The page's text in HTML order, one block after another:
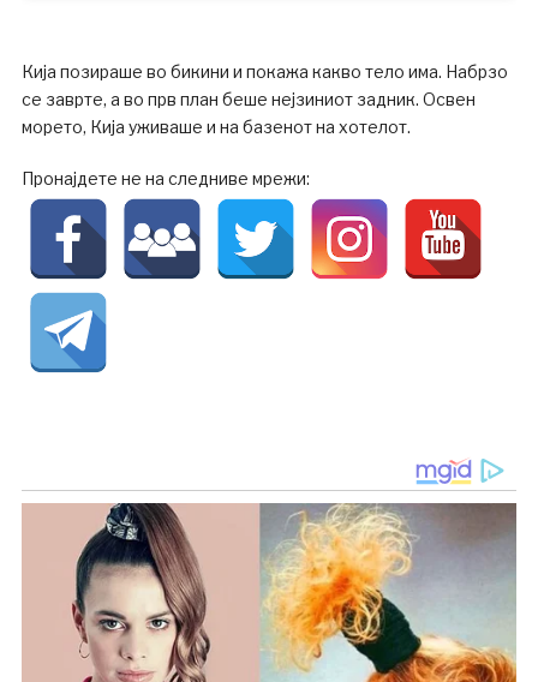
Кија позираше во бикини и покажа какво тело има. Набрзо
се заврте, а во прв план беше нејзиниот задник. Освен
морето, Кија уживаше и на базенот на хотелот.
Пронајдете не на следниве мрежи: